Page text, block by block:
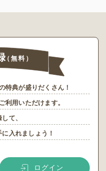
（無料）
特典が盛りだくさん！
利用いただけます。
て、
入れましょう！
ログイン